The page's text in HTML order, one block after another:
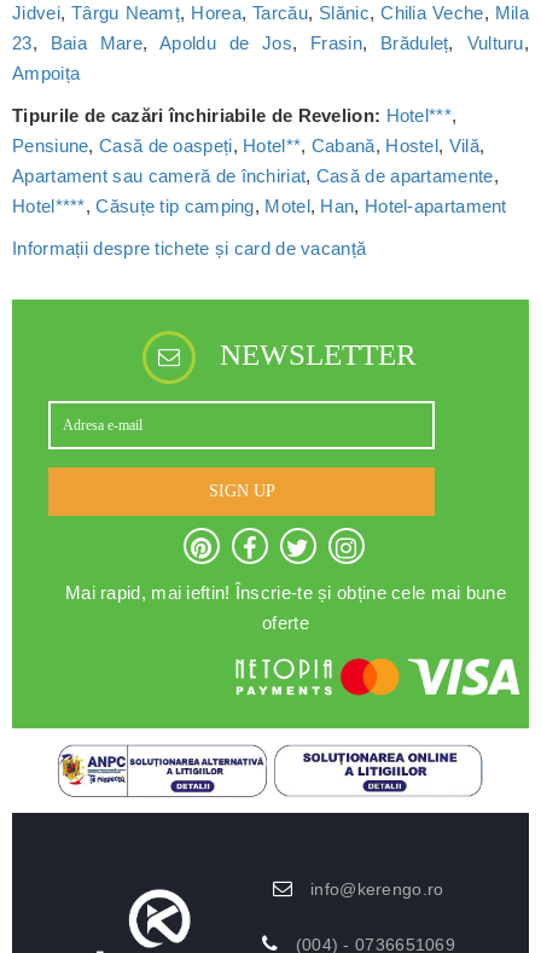
Jidvei,Târgu Neamț, Horea,Tarcău, Slănic,Chilia Veche, Mila
23, Baia Mare,Apoldu de Jos, Frasin, Brăduleț, Vulturu,
Ampoița
Tipurile de cazări închiriabile de Revelion: Hotel***,
Pensiune,Casă de oaspeți, Hotel**, Cabană, Hostel, Vilă,
Apartament sau cameră de închiriat, Casă de apartamente,
Hotel****,Căsuțe tip camping, Motel, Han, Hotel-apartament
Informații despre tichete și card de vacanță
NEWSLETTER
SIGN UP
Mai rapid, mai ieftin! Înscrie-te și obține cele mai bune
oferte
info@kerengo.ro
(004) - 0736651069